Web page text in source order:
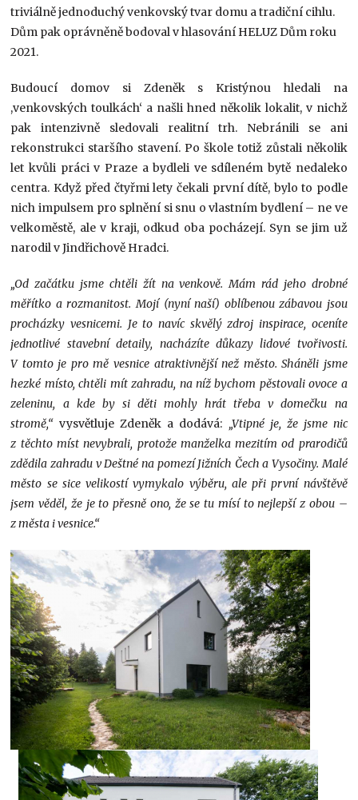
triviálně jednoduchý venkovský tvar domu a tradiční cihlu.
Dům pak oprávněně bodoval v hlasování HELUZ Dům roku
2021.
Budoucí domov si Zdeněk s Kristýnou hledali na
,venkovských toulkách‘ a našli hned několik lokalit, v nichž
pak intenzivně sledovali realitní trh. Nebránili se ani
rekonstrukci staršího stavení. Po škole totiž zůstali několik
let kvůli práci v Praze a bydleli ve sdíleném bytě nedaleko
centra. Když před čtyřmi lety čekali první dítě, bylo to podle
nich impulsem pro splnění si snu o vlastním bydlení – ne ve
velkoměstě, ale v kraji, odkud oba pocházejí. Syn se jim už
narodil v Jindřichově Hradci.
„Od začátku jsme chtěli žít na venkově. Mám rád jeho drobné
měřítko a rozmanitost. Mojí (nyní naší) oblíbenou zábavou jsou
procházky vesnicemi. Je to navíc skvělý zdroj inspirace, oceníte
jednotlivé stavební detaily, nacházíte důkazy lidové tvořivosti.
V tomto je pro mě vesnice atraktivnější než město. Sháněli jsme
hezké místo, chtěli mít zahradu, na níž bychom pěstovali ovoce a
zeleninu, a kde by si děti mohly hrát třeba v domečku na
stromě,“vysvětluje Zdeněk a dodává: „Vtipné je, že jsme nic
z těchto míst nevybrali, protože manželka mezitím od prarodičů
zdědila zahradu v Deštné na pomezí Jižních Čech a Vysočiny. Malé
město se sice velikostí vymykalo výběru, ale při první návštěvě
jsem věděl, že je to přesně ono, že se tu mísí to nejlepší z obou –
z města i vesnice.“